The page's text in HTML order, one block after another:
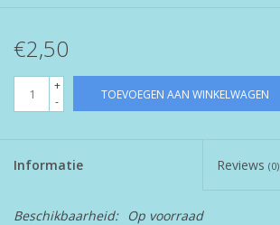
€2,50
+
-
TOEVOEGEN AAN WINKELWAGEN
Informatie Reviews (0)
Beschikbaarheid: Op voorraad